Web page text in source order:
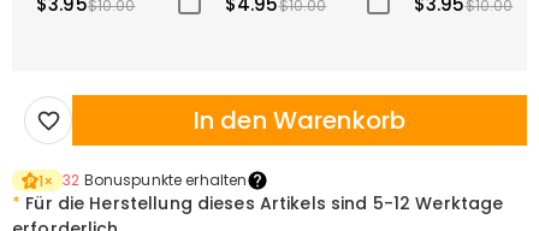
$10.00 $10.00 $10.00
In den Warenkorb
1× 32 Bonuspunkte erhalten
* Für die Herstellung dieses Artikels sind 5-12 Werktage